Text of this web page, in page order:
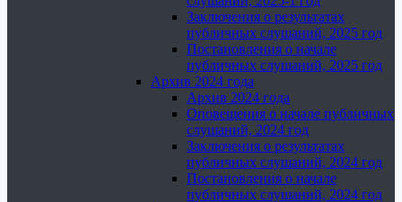
Заключения о результатах
публичных слушаний, 2025 год
Постановления о начале
публичных слушаний, 2025 год
Архив 2024 года
Архив 2024 года
Оповещения о начале публичных
слушаний, 2024 год
Заключения о результатах
публичных слушаний, 2024 год
Постановления о начале
публичных слушаний, 2024 год